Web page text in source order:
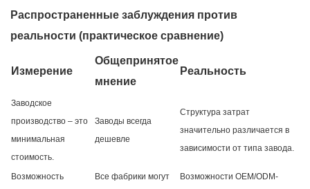
Распространенные заблуждения против
реальности (практическое сравнение)
Измерение
Общепринятое
мнение
Реальность
Заводское
производство – это
минимальная
стоимость.
Заводы всегда
дешевле
Структура затрат
значительно различается в
зависимости от типа завода.
Возможность
Все фабрики могут
Возможности OEM/ODM-